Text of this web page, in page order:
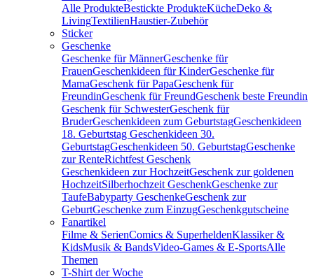
Alle ProdukteBestickte ProdukteKücheDeko &
LivingTextilienHaustier-Zubehör
Sticker
Geschenke
Geschenke für MännerGeschenke für
FrauenGeschenkideen für KinderGeschenke für
MamaGeschenk für PapaGeschenk für
FreundinGeschenk für FreundGeschenk beste Freundin
Geschenk für SchwesterGeschenk für
BruderGeschenkideen zum GeburtstagGeschenkideen
18. Geburtstag Geschenkideen 30.
GeburtstagGeschenkideen 50. GeburtstagGeschenke
zur RenteRichtfest Geschenk
Geschenkideen zur HochzeitGeschenk zur goldenen
HochzeitSilberhochzeit GeschenkGeschenke zur
TaufeBabyparty GeschenkeGeschenk zur
GeburtGeschenke zum EinzugGeschenkgutscheine
Fanartikel
Filme & SerienComics & SuperheldenKlassiker &
KidsMusik & BandsVideo-Games & E-SportsAlle
Themen
T-Shirt der Woche